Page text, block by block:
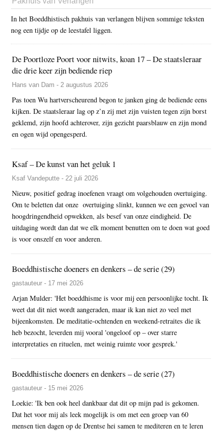
In het Boeddhistisch pakhuis van verlangen blijven sommige teksten
nog een tijdje op de leestafel liggen.
De Poortloze Poort voor nitwits, koan 17 – De staatsleraar
die drie keer zijn bediende riep
Hans van Dam - 2 augustus 2026
Pas toen Wu hartverscheurend begon te janken ging de bediende eens
kijken. De staatsleraar lag op z’n zij met zijn vuisten tegen zijn borst
geklemd, zijn hoofd achterover, zijn gezicht paarsblauw en zijn mond
en ogen wijd opengesperd.
Ksaf – De kunst van het geluk 1
Ksaf Vandeputte - 22 juli 2026
Nieuw, positief gedrag inoefenen vraagt om volgehouden overtuiging.
Om te beletten dat onze overtuiging slinkt, kunnen we een gevoel van
hoogdringendheid opwekken, als besef van onze eindigheid. De
uitdaging wordt dan dat we elk moment benutten om te doen wat goed
is voor onszelf en voor anderen.
Boeddhistische doeners en denkers – de serie (29)
gastauteur - 17 mei 2026
Arjan Mulder: 'Het boeddhisme is voor mij een persoonlijke tocht. Ik
weet dat dit niet wordt aangeraden, maar ik kan niet zo veel met
bijeenkomsten. De meditatie-ochtenden en weekend-retraites die ik
heb bezocht, leverden mij vooral 'ongeloof op – over starre
interpretaties en rituelen, met weinig ruimte voor gesprek.'
Boeddhistische doeners en denkers – de serie (27)
gastauteur - 15 mei 2026
Loekie: 'Ik ben ook heel dankbaar dat dit op mijn pad is gekomen.
Dat het voor mij als leek mogelijk is om met een groep van 60
mensen tien dagen op de Drentse hei samen te mediteren en te leren